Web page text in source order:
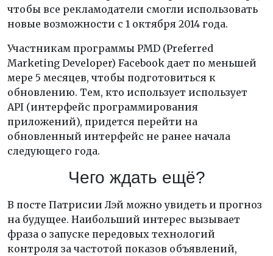
чтобы все рекламодатели смогли использовать
новые возможности с 1 октября 2014 года.
Участникам программы PMD (Preferred
Marketing Developer) Facebook дает по меньшей
мере 5 месяцев, чтобы подготовиться к
обновлению. Тем, кто использует использует
API (интерфейс программирования
приложений), придется перейти на
обновленный интерфейс не ранее начала
следующего года.
Чего ждать ещё?
В посте Патрисии Лэй можно увидеть и прогноз
на будущее. Наибольший интерес вызывает
фраза о запуске передовых технологий
контроля за частотой показов объявлений,